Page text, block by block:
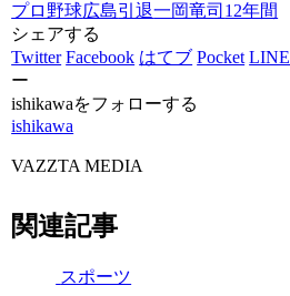
プロ野球広島引退一岡竜司 12年間
シェアする
Twitter Facebook はてブ Pocket LINE
ー
ishikawaをフォローする
ishikawa
VAZZTA MEDIA
関連記事
スポーツ